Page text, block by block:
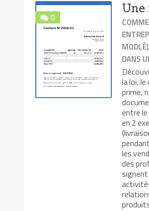
0
Une
DANS
la loi,
prime,
entre
en 2
les
des